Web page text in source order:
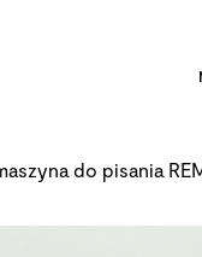
do pisania